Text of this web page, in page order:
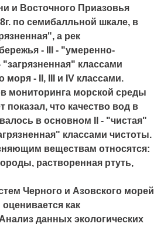
и Восточного Приазовья
по семибалльной шкале, в
а рек
- III - "умеренно-
"загрязненная" классами
моря - II, III и IV классами.
мониторинга морской среды
показал, что качество вод в
в основном II - "чистая"
классами чистоты.
веществам относятся:
растворенная ртуть,
Черного и Азовского морей
как
данных экологических